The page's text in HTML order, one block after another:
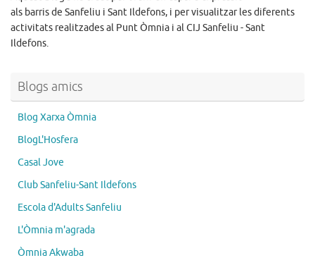
als barris de Sanfeliu i Sant Ildefons, i per visualitzar les diferents
activitats realitzades al Punt Òmnia i al CIJ Sanfeliu - Sant
Ildefons.
Blogs amics
Blog Xarxa Òmnia
BlogL'Hosfera
Casal Jove
Club Sanfeliu-Sant Ildefons
Escola d'Adults Sanfeliu
L'Òmnia m'agrada
Òmnia Akwaba